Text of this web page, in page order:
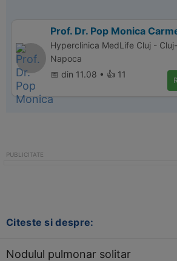
Prof. Dr. Pop Monica
Hyperclinica MedLife Cluj - Cluj-
Napoca
📅 din 11.08 • 👍 11
Citeste si despre:
Nodulul pulmonar solitar